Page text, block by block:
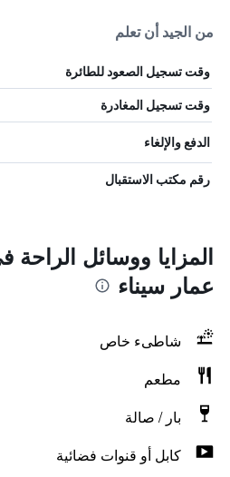
من الجيد أن تعلم
وقت تسجيل الصعود للطائرة
وقت تسجيل المغادرة
الدفع والإلغاء
رقم مكتب الاستقبال
المزايا ووسائل
عمار سيناء
شاطىء خاص
مطعم
بار / صالة
كابل أو قنوات فضائية